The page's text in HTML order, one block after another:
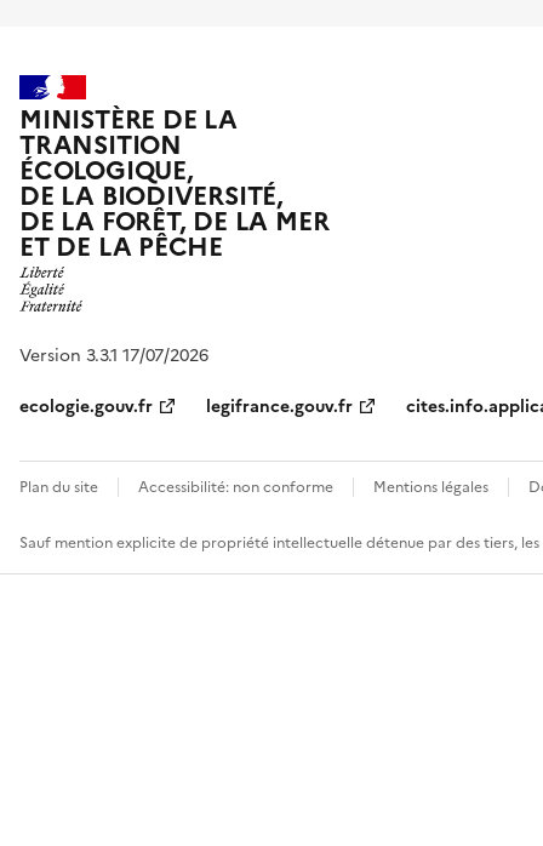
MINISTÈRE DE LA
TRANSITION
ÉCOLOGIQUE,
DE LA BIODIVERSITÉ,
DE LA FORÊT, DE LA MER
ET DE LA PÊCHE
Version 3.3.1 17/07/2026
ecologie.gouv.fr
legifrance.gouv.fr
Plan du site Accessibilité: non conforme Mentions légales
Sauf mention explicite de propriété intellectuelle détenue par des tiers,